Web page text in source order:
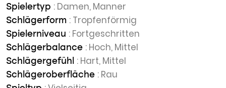
Spielertyp : Damen, Manner
Schlägerform : Tropfenförmig
Spielerniveau : Fortgeschritten
Schlägerbalance : Hoch, Mittel
Schlägergefühl : Hart, Mittel
Schlägeroberfläche : Rau